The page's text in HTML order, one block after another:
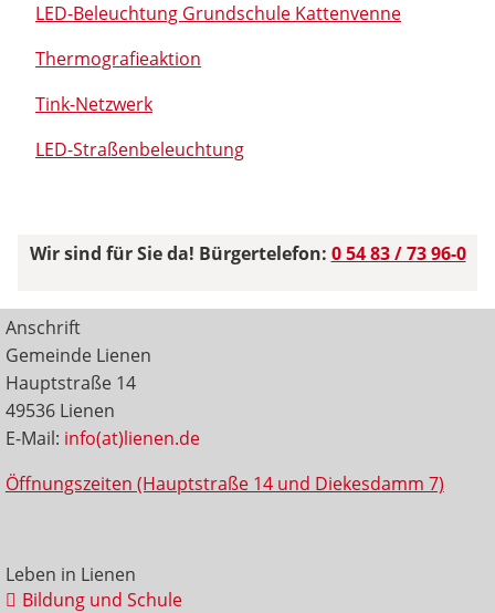
LED-Beleuchtung Grundschule Kattenvenne
Thermografieaktion
Tink-Netzwerk
LED-Straßenbeleuchtung
Wir sind für Sie da! Bürgertelefon: 0 54 83 / 73 96-0
Anschrift
Gemeinde Lienen
Hauptstraße 14
49536 Lienen
E-Mail: info(at)lienen.de
Öffnungszeiten (Hauptstraße 14 und Diekesdamm 7)
Leben in Lienen
Bildung und Schule